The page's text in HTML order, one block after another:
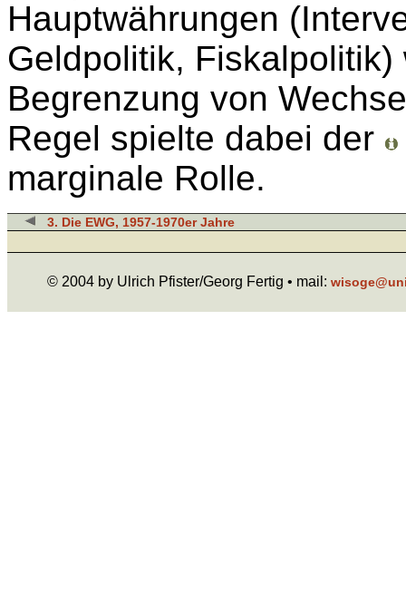
Hauptwährungen
Geldpolitik,
Begrenzung von
Regel spielte dabei der
marginale Rolle.
3. Die EWG, 1957-1970er Jahre
© 2004 by Ulrich Pfister/Georg Fertig • mail: